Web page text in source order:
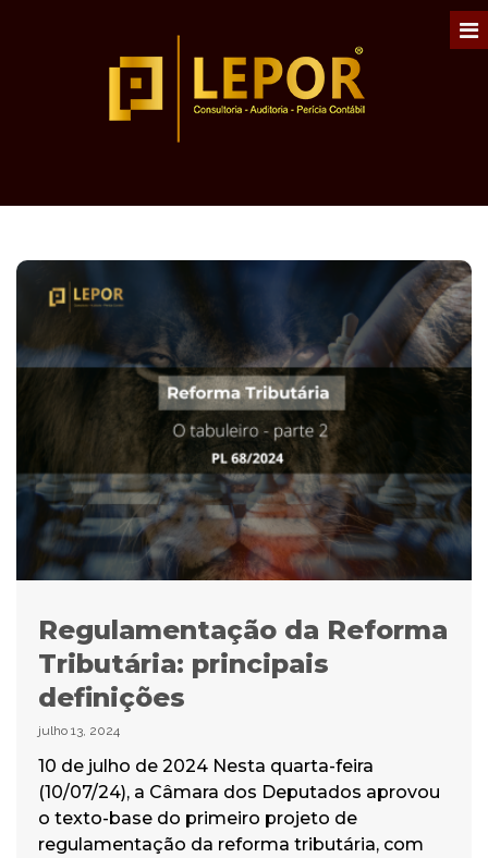
Regulamentação da Reforma
Tributária: principais
definições
julho 13, 2024
10 de julho de 2024 Nesta quarta-feira
(10/07/24), a Câmara dos Deputados aprovou
o texto-base do primeiro projeto de
regulamentação da reforma tributária, com